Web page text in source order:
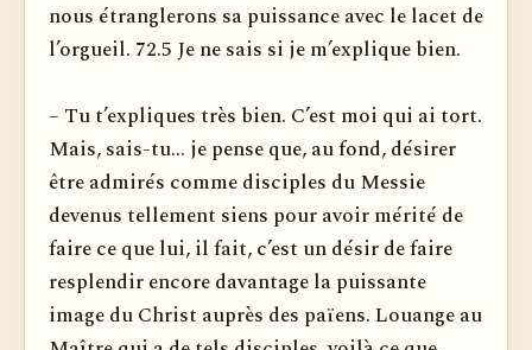
nous étranglerons sa puissance avec le lacet de
l’orgueil. 72.5 Je ne sais si je m’expli­que bien.
– Tu t’expliques très bien. C’est moi qui ai tort.
Mais, sais-tu... je pense que, au fond, désirer
être admirés comme disciples du Messie
devenus tellement siens pour avoir mérité de
faire ce que lui, il fait, c’est un désir de faire
resplendir encore davantage la puissante
image du Christ auprès des païens. Louange au